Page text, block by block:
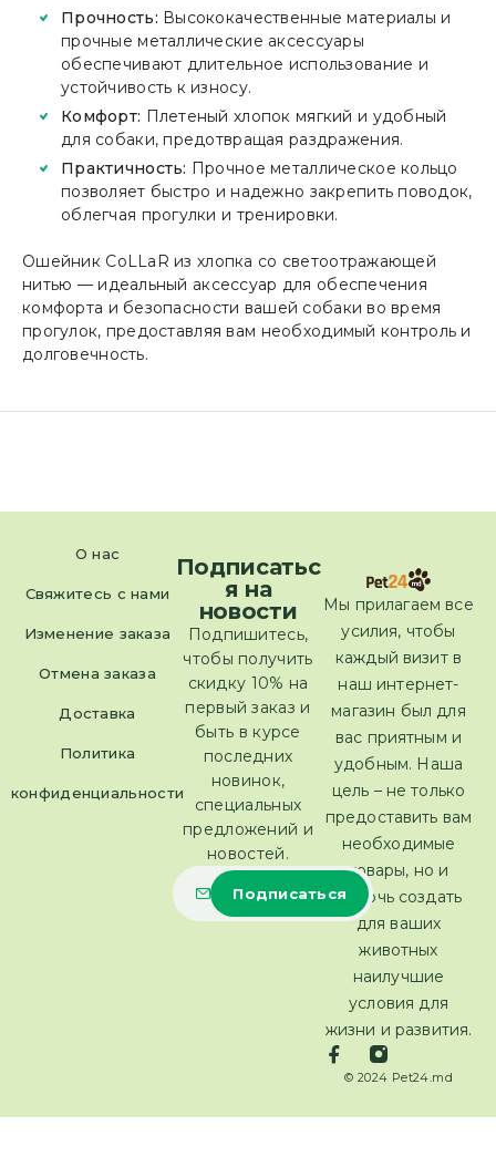
Прочность: Высококачественные материалы и
прочные металлические аксессуары
обеспечивают длительное использование и
устойчивость к износу.
Комфорт: Плетеный хлопок мягкий и удобный
для собаки, предотвращая раздражения.
Практичность: Прочное металлическое кольцо
позволяет быстро и надежно закрепить поводок,
облегчая прогулки и тренировки.
Ошейник CoLLaR из хлопка со светоотражающей
нитью — идеальный аксессуар для обеспечения
комфорта и безопасности вашей собаки во время
прогулок, предоставляя вам необходимый контроль и
долговечность.
О нас
Свяжитесь с нами
Изменение заказа
Отмена заказа
Доставка
Политика
конфиденциальности
Мы прилагаем все
усилия, чтобы
каждый визит в
наш интернет-
магазин был для
вас приятным и
удобным. Наша
цель – не только
предоставить вам
необходимые
товары, но и
помочь создать
для ваших
животных
наилучшие
условия для
жизни и развития.
© 2024 Pet24.md
Подписатьс
я на
новости
Подпишитесь,
чтобы получить
скидку 10% на
первый заказ и
быть в курсе
последних
новинок,
специальных
предложений и
новостей.